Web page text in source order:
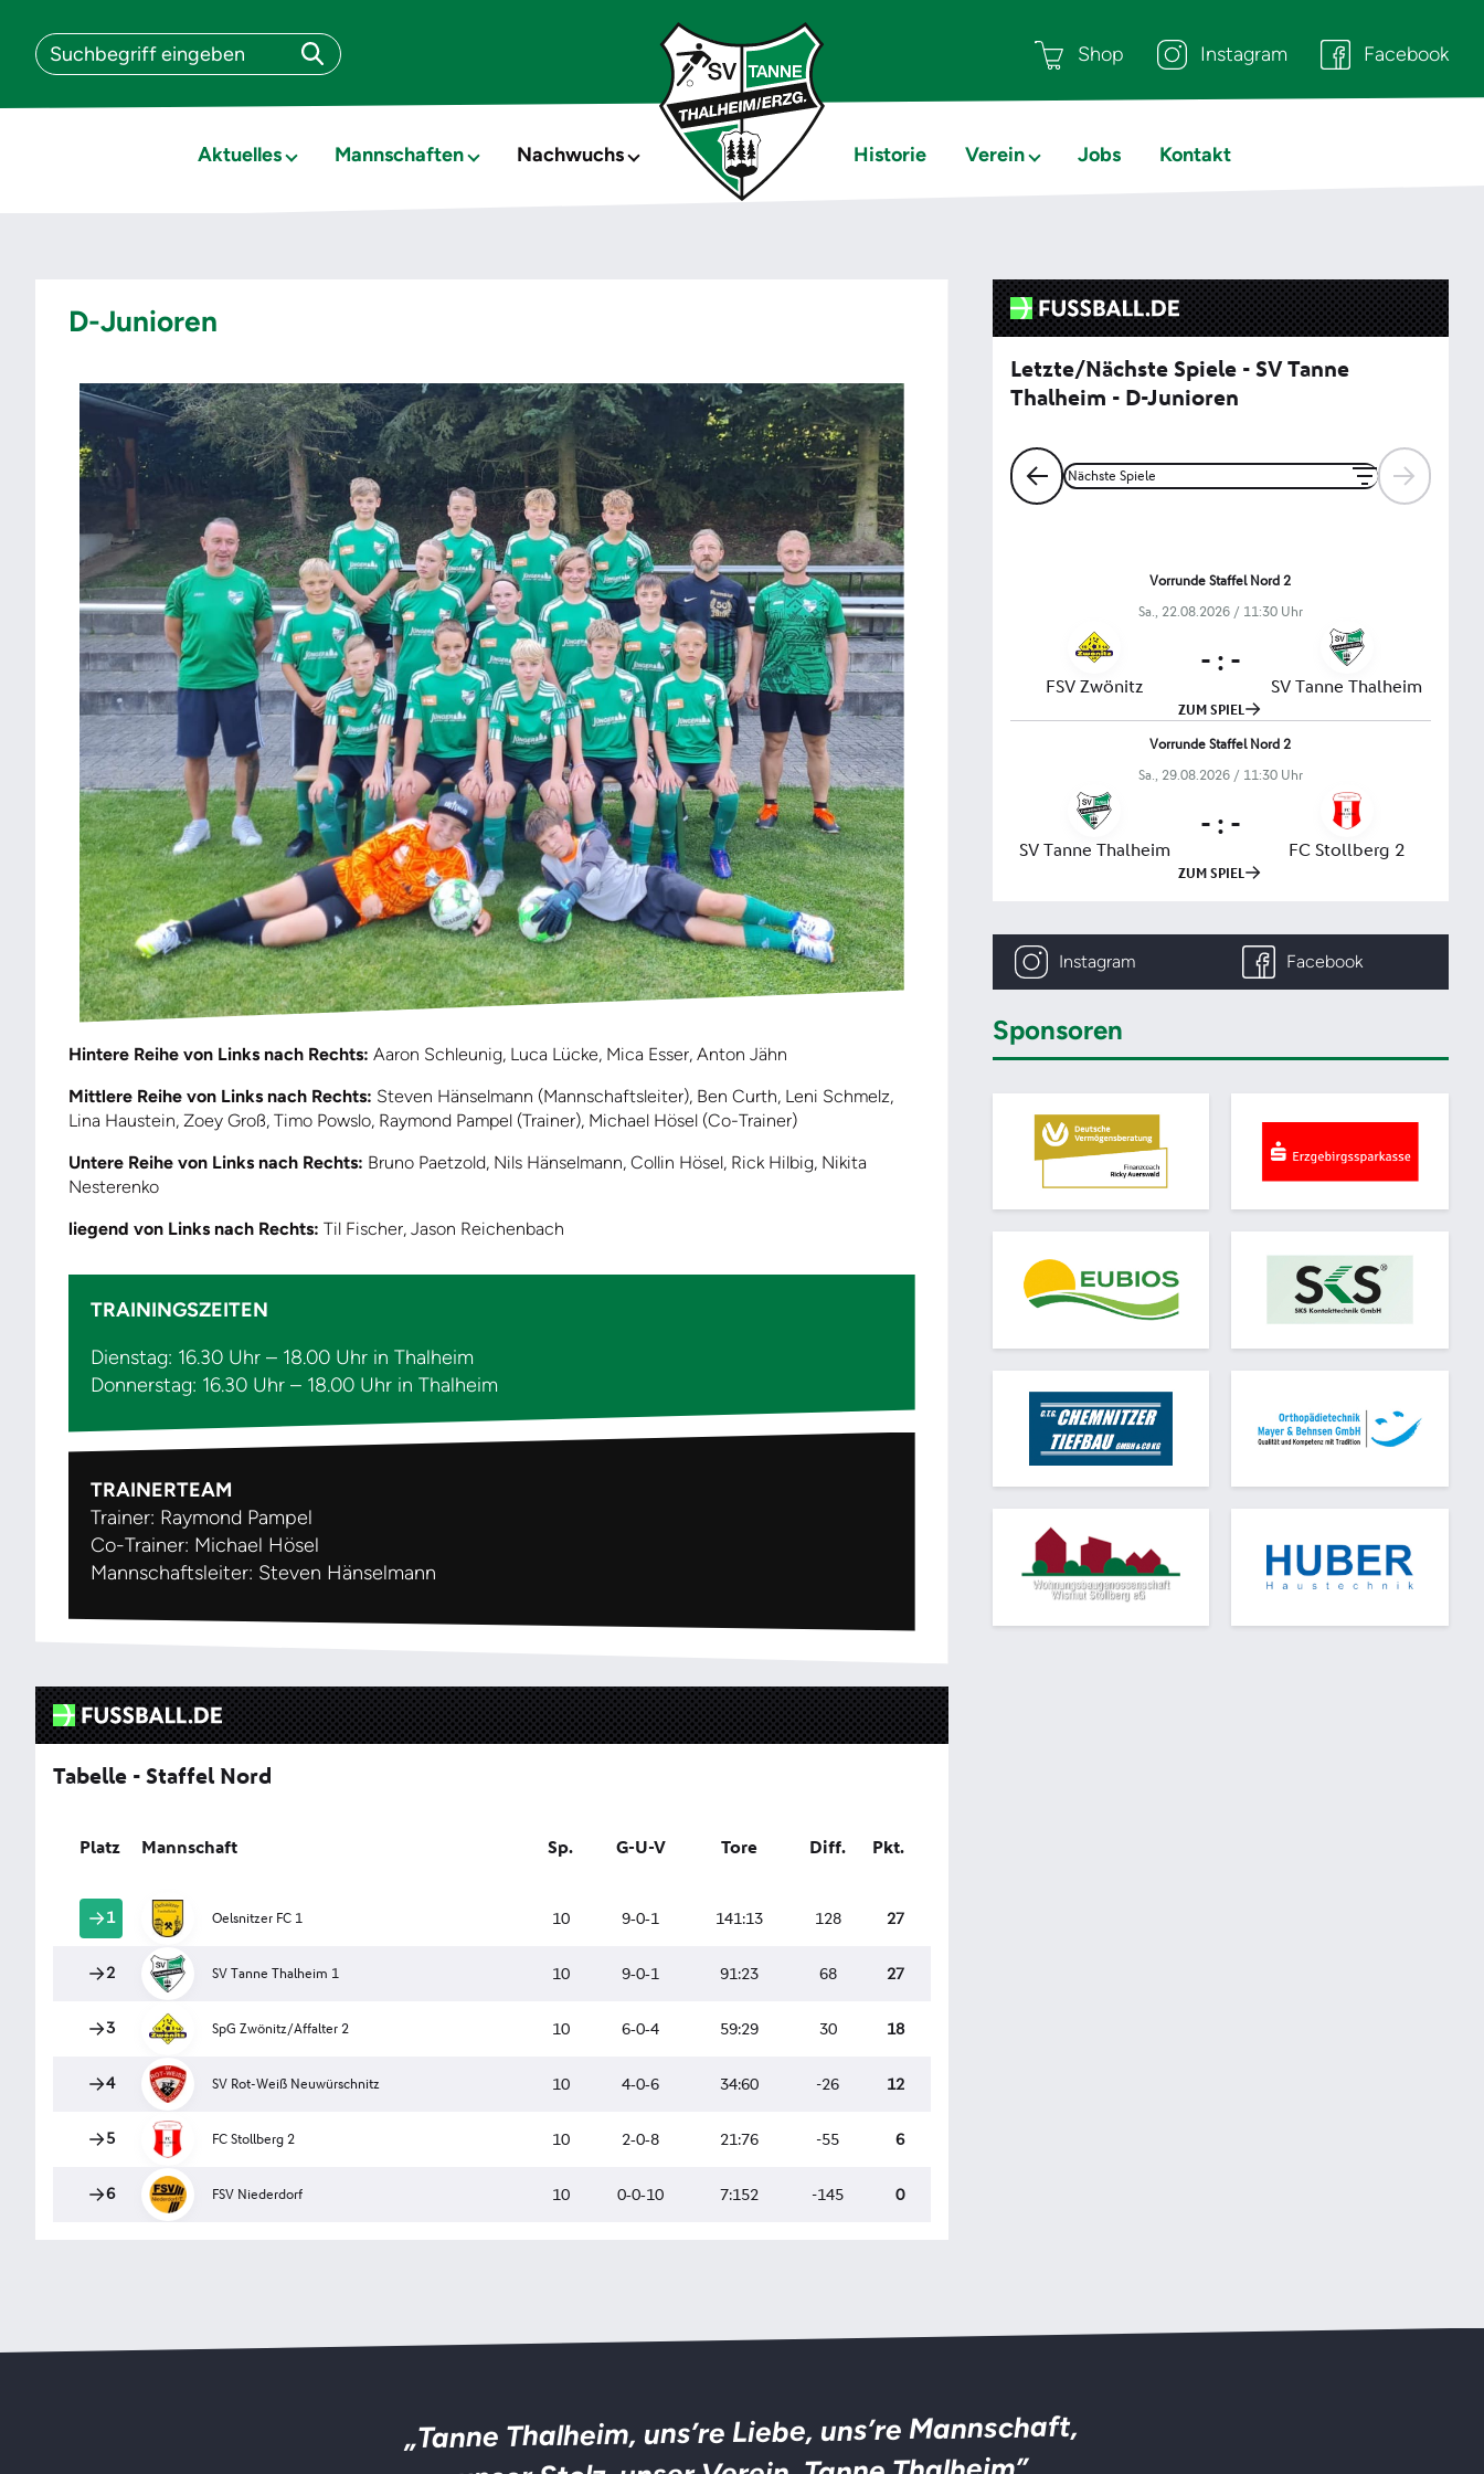
Shop Instagram Facebook
Aktuelles Mannschaften Nachwuchs Historie Verein Jobs Kontakt
D-Junioren
Hintere Reihe von Links nach Rechts: Aaron Schleunig, Luca Lücke, Mica Esser, Anton Jähn
Mittlere Reihe von Links nach Rechts: Steven Hänselmann (Mannschaftsleiter), Ben Curth, Leni Schmelz,
Lina Haustein, Zoey Groß, Timo Powslo, Raymond Pampel (Trainer), Michael Hösel (Co-Trainer)
Untere Reihe von Links nach Rechts: Bruno Paetzold, Nils Hänselmann, Collin Hösel, Rick Hilbig, Nikita
Nesterenko
liegend von Links nach Rechts: Til Fischer, Jason Reichenbach
TRAININGSZEITEN
Dienstag: 16.30 Uhr – 18.00 Uhr in Thalheim
Donnerstag: 16.30 Uhr – 18.00 Uhr in Thalheim
TRAINERTEAM
Trainer: Raymond Pampel
Co-Trainer: Michael Hösel
Mannschaftsleiter: Steven Hänselmann
Instagram Facebook
Sponsoren
„Tanne Thalheim, uns’re Liebe, uns’re Mannschaft,